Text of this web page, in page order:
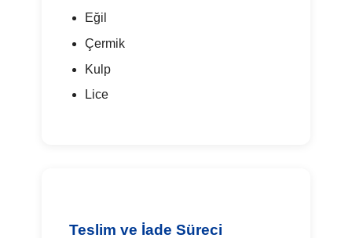
Eğil
Çermik
Kulp
Lice
Teslim ve İade Süreci